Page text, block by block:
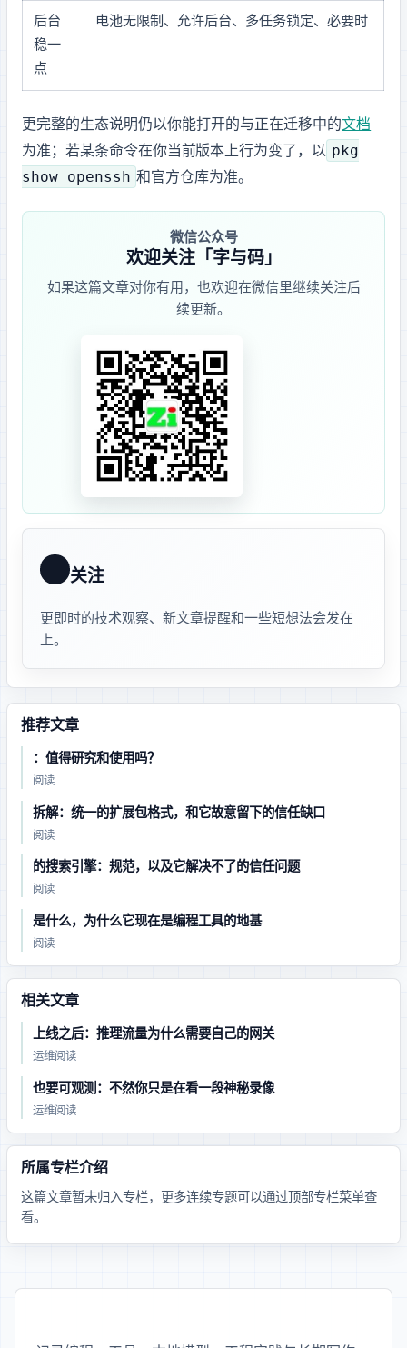
后台
稳一
点
电池无限制、允许后台、多任务锁定、必要时 wake-lock / Termux:Boot
更完整的生态说明仍以你能打开的与正在迁移中的termux.dev 文档
为准；若某条命令在你当前 Termux 版本上行为变了，以 pkg
show openssh 和官方仓库 issue 为准。
微信公众号
欢迎关注「字与码」
如果这篇文章对你有用，也欢迎在微信里继续关注后
续更新。
关注 @ax2_zicode
更即时的技术观察、新文章提醒和一些短想法会发在 X
上。
推荐文章
Prime Agent：值得研究和使用吗？
· 阅读
Agent Plugins 1.0 拆解：统一的扩展包格式，和它故意留下的信任缺口
· 阅读
Agent 的搜索引擎：Agentic Resource Discovery 规范，以及它解决不了的信任问题
· 阅读
Bun 是什么，为什么它现在是 AI 编程工具的地基
· 阅读
相关文章
AI Gateway 上线之后：推理流量为什么需要自己的网关
运维 · 阅读
Agent 也要可观测：不然你只是在看一段神秘录像
运维 · 阅读
所属专栏介绍
这篇文章暂未归入专栏，更多连续专题可以通过顶部专栏菜单查
看。